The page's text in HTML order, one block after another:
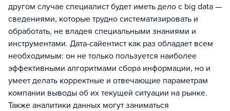
другом случае специалист будет иметь дело с big data —
сведениями, которые трудно систематизировать и
обработать, не владея специальными знаниями и
инструментами. Дата-сайентист как раз обладает всем
необходимым: он не только пользуется наиболее
эффективными алгоритмами сбора информации, но и
умеет делать корректные и отвечающие параметрам
компании выводы об их текущей ситуации на рынке.
Также аналитики данных могут заниматься